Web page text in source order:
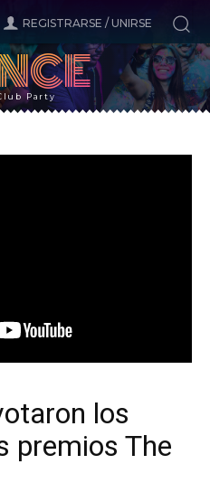
REGISTRARSE / UNIRSE
Party
los
premios The